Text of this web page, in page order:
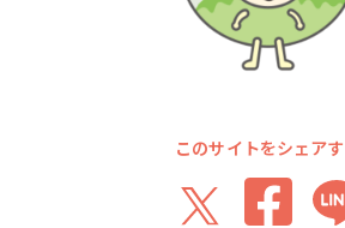
このサイトをシェア